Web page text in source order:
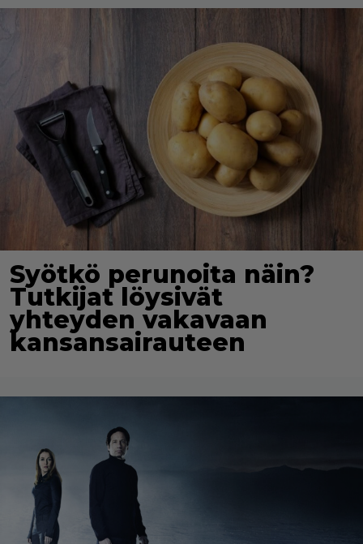
Syötkö perunoita näin?
Tutkijat löysivät
yhteyden vakavaan
kansansairauteen